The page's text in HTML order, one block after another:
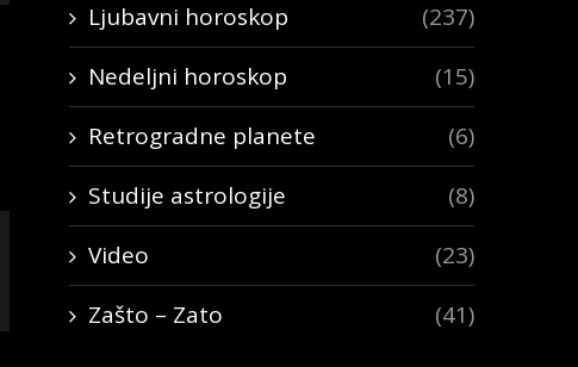
Ljubavni horoskop
(237)
Nedeljni horoskop
(15)
Retrogradne planete
(6)
Studije astrologije
(8)
Video
(23)
Zašto – Zato
(41)